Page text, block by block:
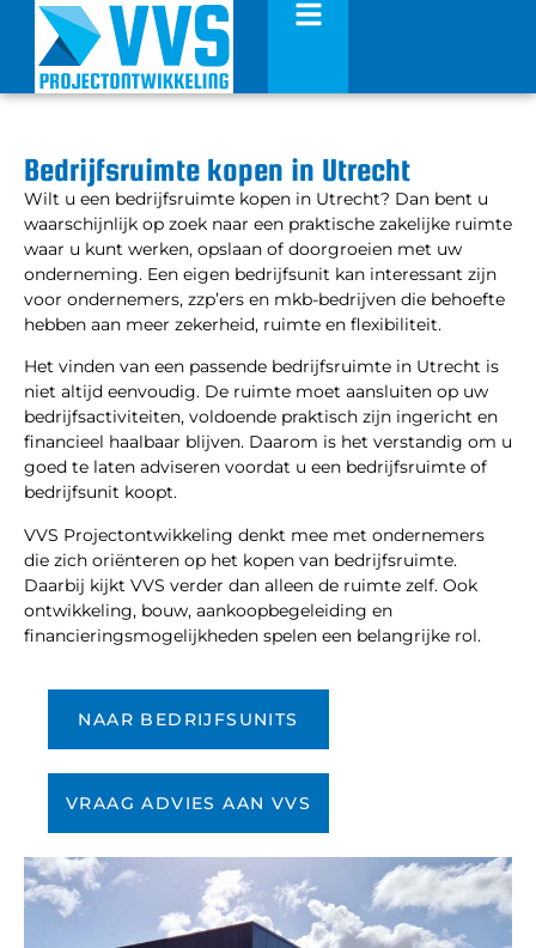
Bedrijfsruimte kopen in Utrecht
Wilt u een bedrijfsruimte kopen in Utrecht? Dan bent u
waarschijnlijk op zoek naar een praktische zakelijke ruimte
waar u kunt werken, opslaan of doorgroeien met uw
onderneming. Een eigen bedrijfsunit kan interessant zijn
voor ondernemers, zzp’ers en mkb-bedrijven die behoefte
hebben aan meer zekerheid, ruimte en flexibiliteit.
Het vinden van een passende bedrijfsruimte in Utrecht is
niet altijd eenvoudig. De ruimte moet aansluiten op uw
bedrijfsactiviteiten, voldoende praktisch zijn ingericht en
financieel haalbaar blijven. Daarom is het verstandig om u
goed te laten adviseren voordat u een bedrijfsruimte of
bedrijfsunit koopt.
VVS Projectontwikkeling denkt mee met ondernemers
die zich oriënteren op het kopen van bedrijfsruimte.
Daarbij kijkt VVS verder dan alleen de ruimte zelf. Ook
ontwikkeling, bouw, aankoopbegeleiding en
financieringsmogelijkheden spelen een belangrijke rol.
NAAR BEDRIJFSUNITS
VRAAG ADVIES AAN VVS